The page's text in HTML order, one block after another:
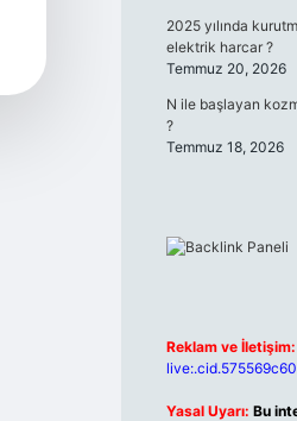
2025 yılında
elektrik harcar ?
Temmuz 20, 2026
N ile başlayan
?
Temmuz 18, 2026
Reklam ve İletişim:
Yasal Uyarı: Bu